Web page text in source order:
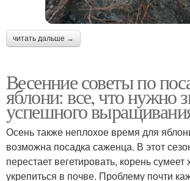
читать дальше →
Весенние советы по
яблони: все, что нужно
успешного
Осень также неплохое время для
возможна посадка саженца. В этот
перестает вегетировать, корень
укрепиться в почве. Проблему почти